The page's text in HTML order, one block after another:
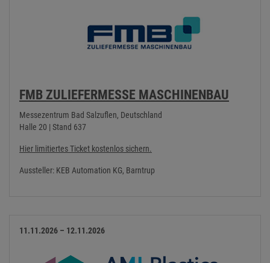
FMB ZULIEFERMESSE MASCHINENBAU
Messezentrum Bad Salzuflen, Deutschland
Halle 20 | Stand 637
Hier limitiertes Ticket kostenlos sichern.
Aussteller: KEB Automation KG, Barntrup
11.11.2026 – 12.11.2026